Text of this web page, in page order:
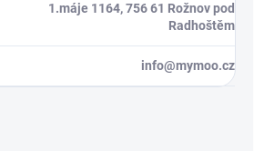
1.máje 1164, 756 61 Rožnov pod
Radhoštěm
info@mymoo.cz